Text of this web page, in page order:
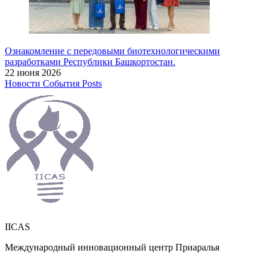
Ознакомление с передовыми биотехнологическими
разработками Республики Башкортостан.
22 июня 2026
Новости События Posts
IICAS
Международный инновационный центр Приаралья